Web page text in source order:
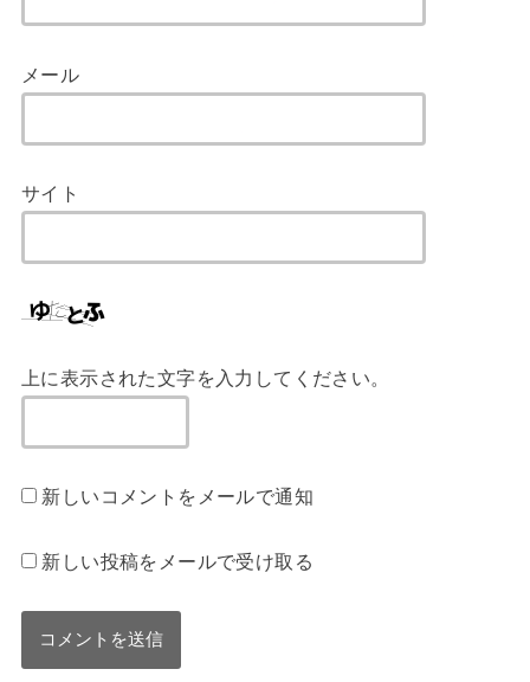
メール
サイト
上に表示された文字を入力してください。
新しいコメントをメールで通知
新しい投稿をメールで受け取る